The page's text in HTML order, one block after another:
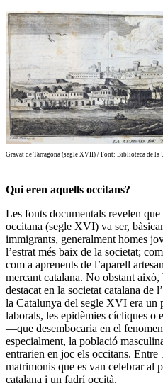
Gravat de Tarragona (segle XVII) / Font: Biblioteca de la
Qui eren aquells occitans?
Les fonts documentals revelen
occitana (segle XVI) va ser,
immigrants, generalment homes
l’estrat més baix de la societat;
com a aprenents de l’aparell
mercant catalana. No obstant això,
destacat en la societat catalana de
la Catalunya del segle XVI era un
laborals, les epidèmies cícliques o
—que desembocaria en el
especialment, la població
entrarien en joc els occitans. Entre
matrimonis que es van celebrar al
catalana i un fadrí occità.